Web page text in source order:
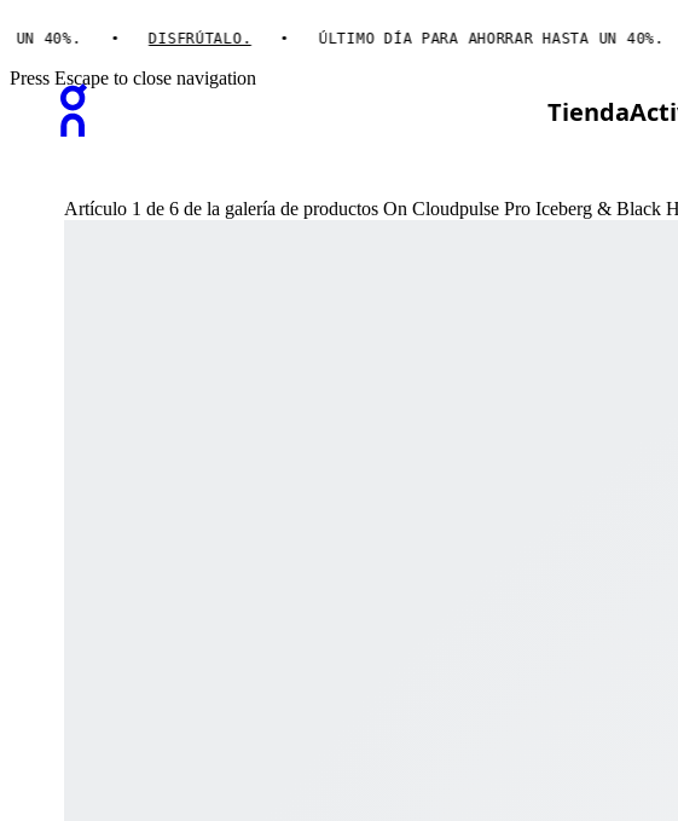
40%. DISFRÚTALO. ÚLTIMO DÍA PARA AHORRAR HASTA UN 40%.
Tienda
Press Escape to close navigation
Artículo 1 de 6 de la galería de productos On Cloudpulse Pro Iceberg & Black